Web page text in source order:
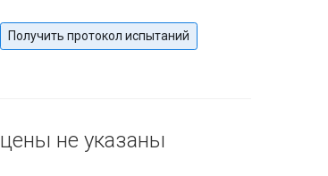
Получить протокол испытаний
цены не указаны